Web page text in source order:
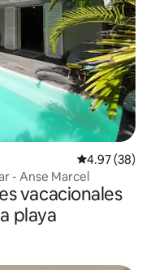
Calificación
4.97 (38)
- Anse Marcel
vacacionales
playa